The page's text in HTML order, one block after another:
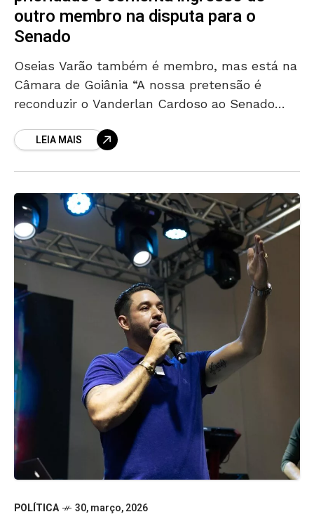
outro membro na disputa para o
Senado
Oseias Varão também é membro, mas está na
Câmara de Goiânia “A nossa pretensão é
reconduzir o Vanderlan Cardoso ao Senado
Convenção
LEIA MAIS
POLÍTICA 30, março, 2026